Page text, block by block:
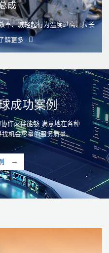
成
率、减轻起行为温度过高、拉长
解更多
成功案例
作火伴能够 满意地在各种
机会尽量的服务质量。